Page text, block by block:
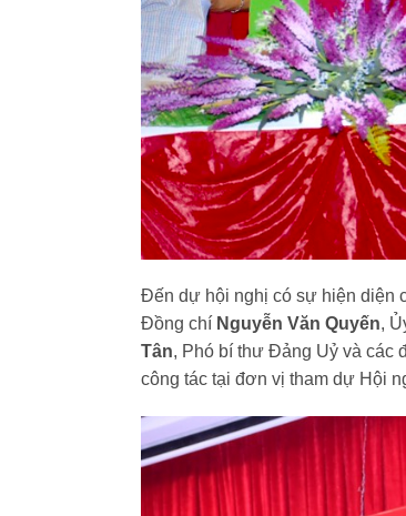
Đến dự hội nghị có sự hiện diện
Đồng chí Nguyễn Văn Quyến,
Tân, Phó bí thư Đảng Uỷ và các
công tác tại đơn vị tham dự Hội